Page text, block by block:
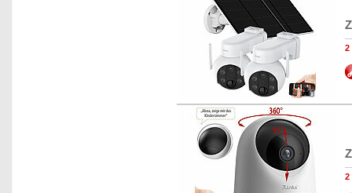
2
2